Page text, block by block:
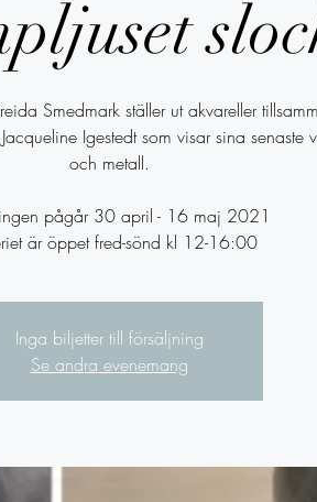
Smedmark ställer ut akvareller
Igestedt som visar sina senaste
och metall.
pågår 30 april - 16 maj 2021
Galleriet är öppet fred-sönd kl 12-16:00
Inga biljetter till försäljning
Se andra evenemang